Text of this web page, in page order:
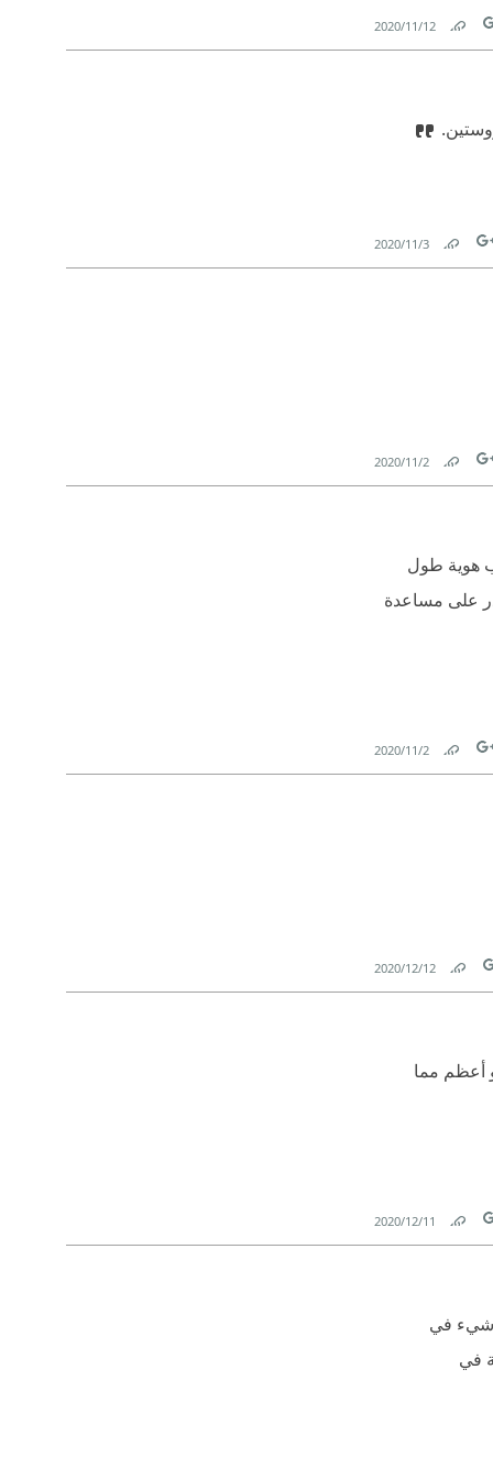
Link
12‏/11‏/2020
Link
3‏/11‏/2020
Link
2‏/11‏/2020
هوية طول
على مساعدة
Link
2‏/11‏/2020
Link
12‏/12‏/2020
أعظم مما
Link
11‏/12‏/2020
شيء في
في